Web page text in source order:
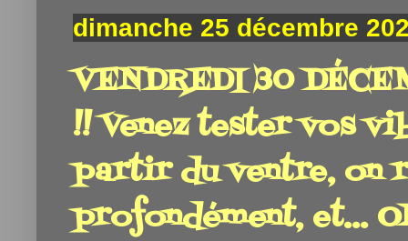
dimanche 25 décembre
VENDREDI 30
!! Venez tester vos
partir du ventre, on
profondément, et...